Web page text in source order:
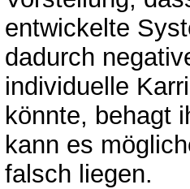
entwickelte
dadurch
individuelle
könnte, behagt
kann es
falsch liegen.